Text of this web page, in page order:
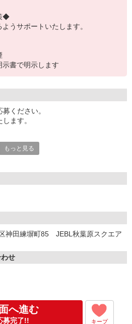
◆
うサポートいたします。
書で明示します
ください。
ます。
接が可能です。
歴書・職務経歴書を頂くケースがあ
）
します。
ら、採用決定となります。
ただきます。
ョンをお受けいただきます。
。
ッフとしてご就業いただきます。
もっと見る
神田練塀町85 JEBL秋葉原スクエア
せ
へ進む
募完了!! キープ